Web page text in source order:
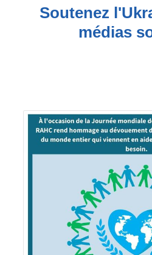
Soutenez
médias